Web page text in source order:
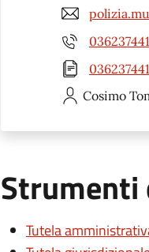
Cosimo
Tutela